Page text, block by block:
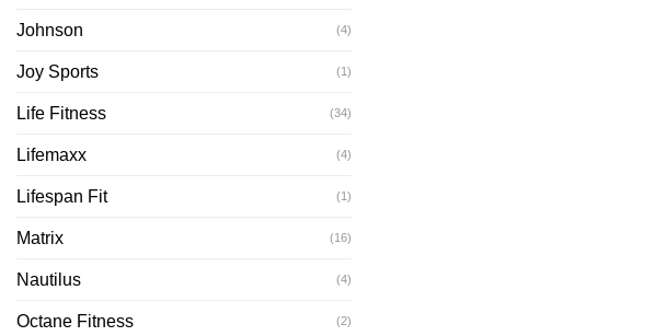
Johnson (4)
Joy Sports (1)
Life Fitness (34)
Lifemaxx (4)
Lifespan Fit (1)
Matrix (16)
Nautilus (4)
Octane Fitness (2)